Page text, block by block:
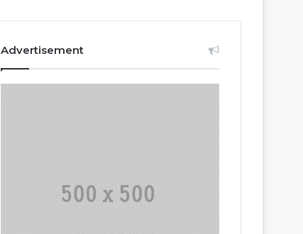
Advertisement